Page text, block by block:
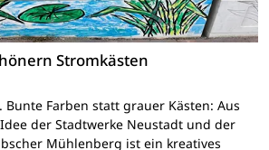
Stromkästen
Farben statt grauer Kästen: Aus
der Stadtwerke Neustadt und der
Mühlenberg ist ein kreatives